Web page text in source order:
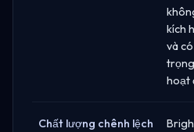
kích
và
hoạt
Chất lượng chênh lệch